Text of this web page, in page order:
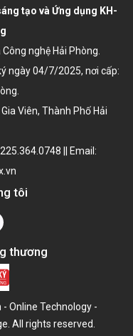
tạo và Ứng dụng KH-
nghệ Hải Phòng.
ngày 04/7/2025, nơi cấp:
Viên, Thành Phố Hải
|| Email:
tôi
thương
Online Technology -
All rights reserved.